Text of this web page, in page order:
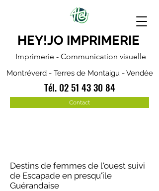
HEY!JO IMPRIMERIE
Imprimerie - Communication visuelle
Montréverd - Terres de Montaigu - Vendée
Tél. 02 51 43 30 84
Contact
Destins de femmes de l'ouest suivi
de Escapade en presqu'île
Guérandaise